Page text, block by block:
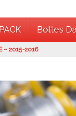
Bottes
~ 2015-2016